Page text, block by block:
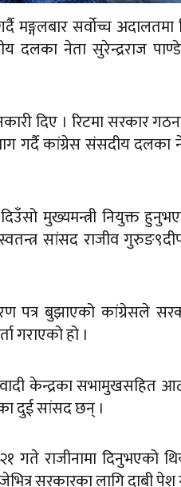
मङ्गलबार सर्वोच्च अदालतमा
दलका नेता सुरेन्द्रराज
दिए । रिटमा सरकार
गर्दै कांग्रेस संसदीय दलका
मुख्यमन्त्री नियुक्त
सांसद राजीव
पत्र बुझाएको कांग्रेसले
गराएको हो ।
केन्द्रका सभामुखसहित
दुई सांसद छन् ।
गते राजीनामा दिनुभएको
सरकारका लागि दाबी पेश